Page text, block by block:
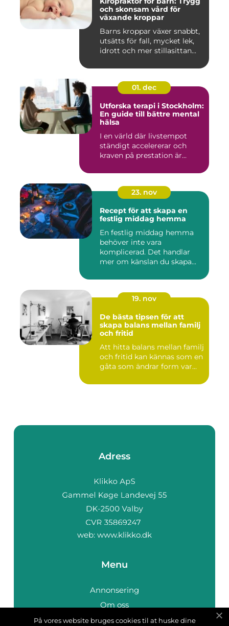
och skonsam vård för
växande kroppar
Barns kroppar växer snabbt,
utsätts för fall, mycket lek,
idrott och mer stillasittan...
01. dec
Utforska terapi i Stockholm:
En guide till bättre mental
hälsa
I en värld där livstempot
ständigt accelererar och
kraven på prestation är...
23. nov
Recept för att skapa en
festlig middag hemma
En festlig middag hemma
behöver inte vara
komplicerad. Det handlar
mer om känslan du skapa...
19. nov
De bästa tipsen för att
skapa balans mellan familj
och fritid
Att hitta balans mellan familj
och fritid kan kännas som en
gåta som ändrar form var...
Adress
web: www.klikko.dk
Menu
Annonsering
Om oss
Cookies
På vores website bruges cookies til at huske dine